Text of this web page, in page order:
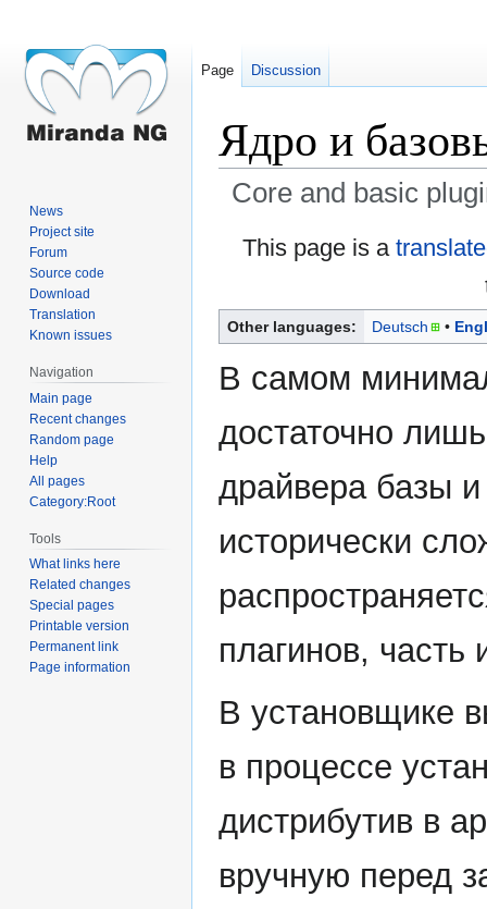
Ядро и
Core and basic
Jump
JumpThis page is a
Other languages: Deutsch
В самом
достаточно
драйвера базы
исторически
плагинов, часть
В установщике
в процессе
дистрибутив в
вручную перед
Page Discussion
News
Project site
Forum
Source code
Download
Translation
Known issues
Navigation
Main page
Recent changes
Random page
Help
All pages
Category:Root
Tools
What links here
Related changes
Special pages
Printable version
Permanent link
Page information